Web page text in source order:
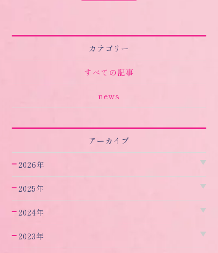
カテゴリー
すべての記事
news
アーカイブ
2026年
2025年
2024年
2023年